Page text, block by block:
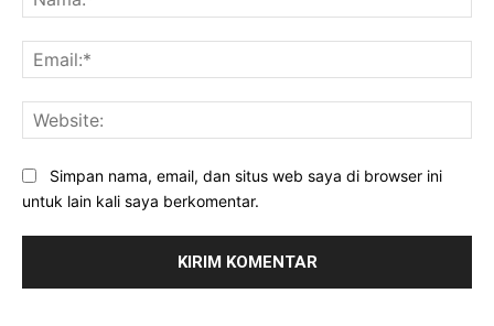
Simpan nama, email, dan situs web saya di browser ini
untuk lain kali saya berkomentar.